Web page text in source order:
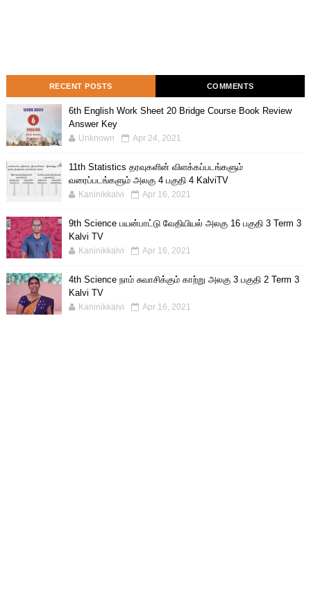
RECENT POSTS COMMENTS
6th English Work Sheet 20 Bridge Course Book Review
Answer Key
Unknown Apr 24, 2021
11th Statistics தரவுகளின் விளக்கப்படங்களும்
வரைப்படங்களும் அலகு 4 பகுதி 4 KalviTV
Kaninikkalvi Apr 16, 2021
9th Science பயன்பாட்டு வேதியியல் அலகு 16 பகுதி 3 Term 3
Kalvi TV
Kaninikkalvi Apr 16, 2021
4th Science நாம் சுவாசிக்கும் காற்று அலகு 3 பகுதி 2 Term 3
Kalvi TV
Kaninikkalvi Apr 16, 2021